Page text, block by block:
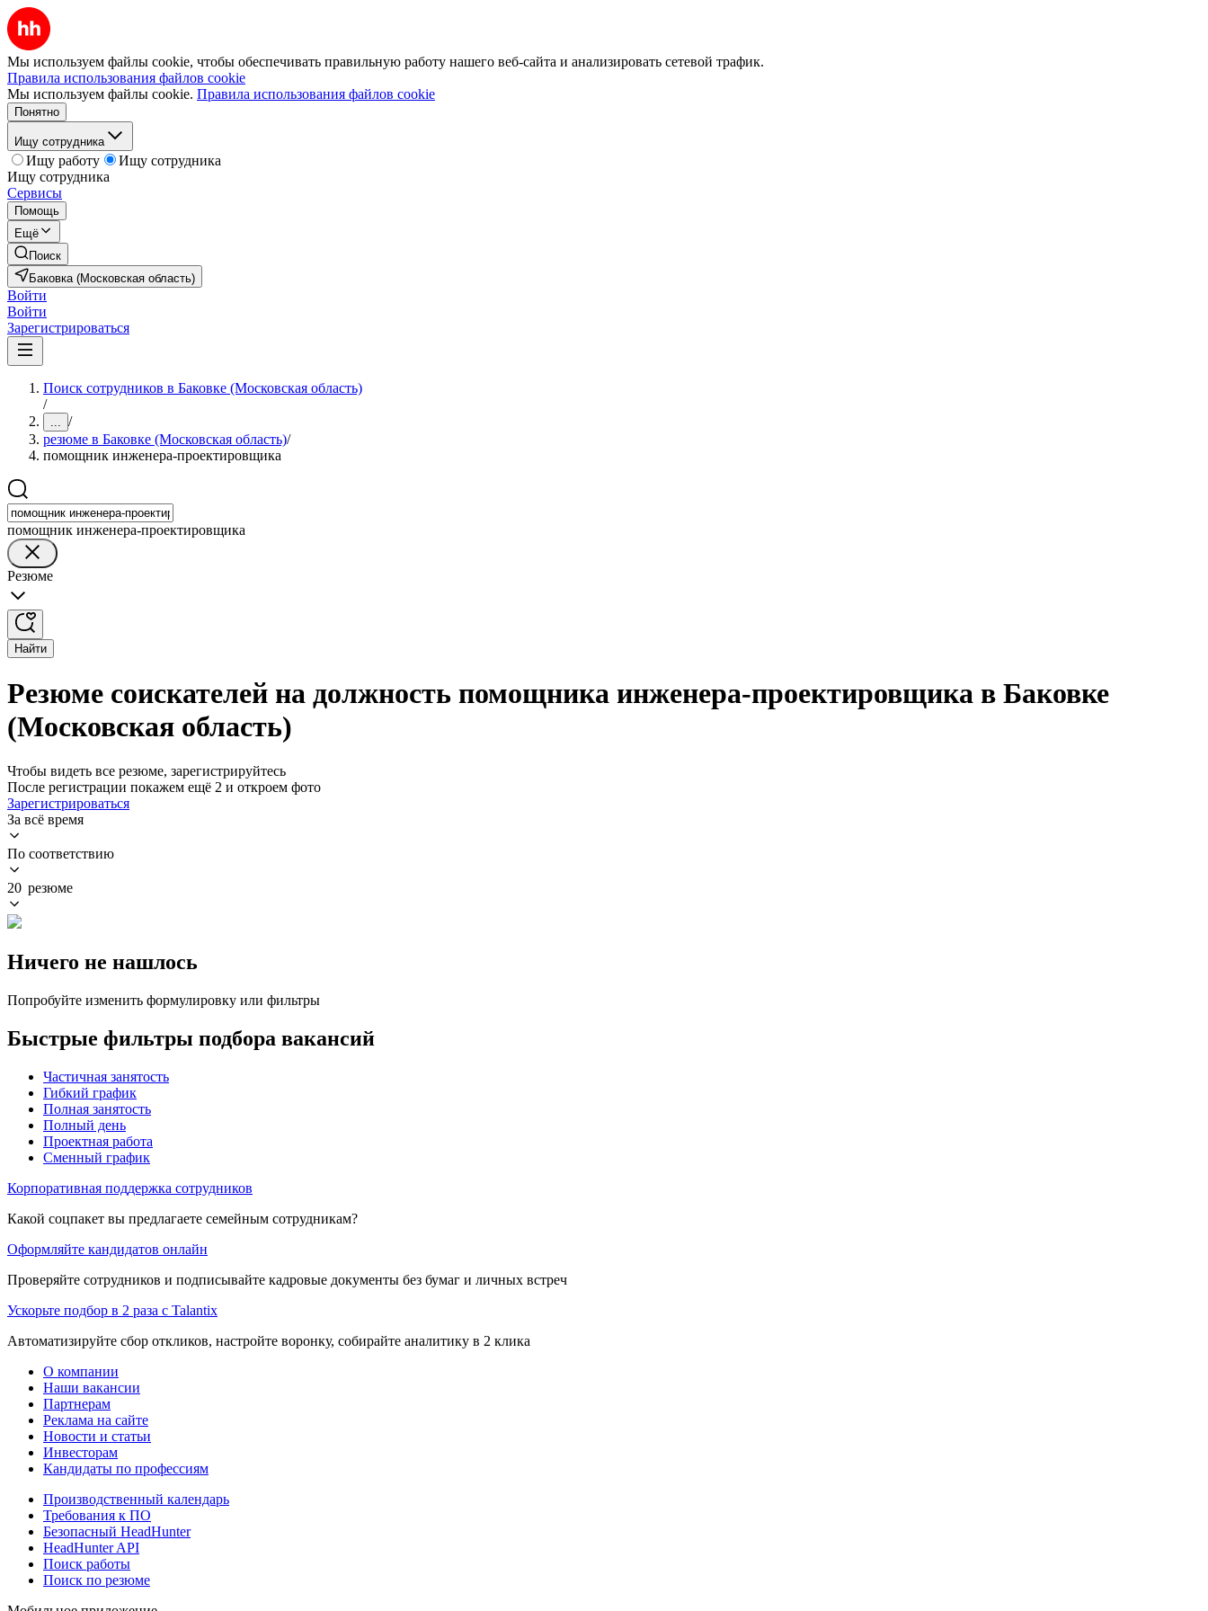
Мы используем файлы cookie, чтобы обеспечивать правильную работу нашего веб-сайта и анализировать сетевой трафик.
Правила использования файлов cookie
Мы используем файлы cookie. Правила использования файлов cookie
Понятно
Ищу сотрудника
Ищу работу
Ищу сотрудника
Ищу сотрудника
Сервисы
Помощь
Ещё
Поиск
Баковка (Московская область)
Войти
Войти
Зарегистрироваться
Поиск сотрудников в Баковке (Московская область)
/
... /
резюме в Баковке (Московская область)/
помощник инженера-проектировщика
помощник инженера-проектировщика
Резюме
Найти
Резюме соискателей на должность помощника инженера-проектировщика в Баковке
(Московская область)
Чтобы видеть все резюме, зарегистрируйтесь
После регистрации покажем ещё 2 и откроем фото
Зарегистрироваться
За всё время
По соответствию
20 резюме
Ничего не нашлось
Попробуйте изменить формулировку или фильтры
Быстрые фильтры подбора вакансий
Частичная занятость
Гибкий график
Полная занятость
Полный день
Проектная работа
Сменный график
Корпоративная поддержка сотрудников
Какой соцпакет вы предлагаете семейным сотрудникам?
Оформляйте кандидатов онлайн
Проверяйте сотрудников и подписывайте кадровые документы без бумаг и личных встреч
Ускорьте подбор в 2 раза с Talantix
Автоматизируйте сбор откликов, настройте воронку, собирайте аналитику в 2 клика
О компании
Наши вакансии
Партнерам
Реклама на сайте
Новости и статьи
Инвесторам
Кандидаты по профессиям
Производственный календарь
Требования к ПО
Безопасный HeadHunter
HeadHunter API
Поиск работы
Поиск по резюме